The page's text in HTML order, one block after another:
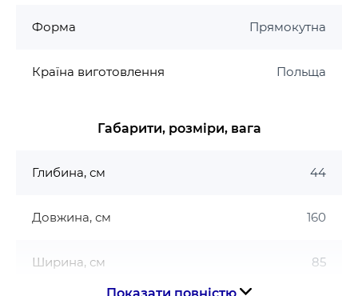
Форма Прямокутна
Країна виготовлення Польща
Габарити, розміри, вага
Глибина, см 44
Довжина, см 160
Ширина, см 85